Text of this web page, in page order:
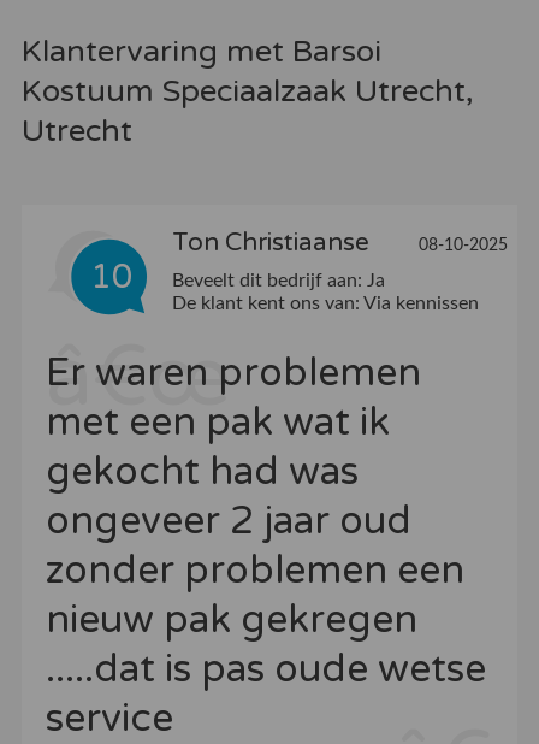
Klantervaring met Barsoi
Kostuum Speciaalzaak Utrecht,
Utrecht
10
Ton Christiaanse 08-10-2025
Beveelt dit bedrijf aan: Ja
De klant kent ons van: Via kennissen
Er waren problemen
met een pak wat ik
gekocht had was
ongeveer 2 jaar oud
zonder problemen een
nieuw pak gekregen
.....dat is pas oude wetse
service